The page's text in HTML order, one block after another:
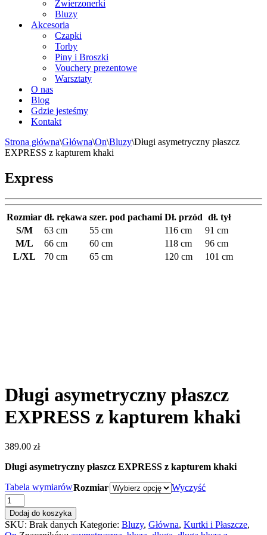
Zwierzonerki
Bluzy
Akcesoria
Czapki
Torby
Piny i Broszki
Vouchery prezentowe
Warsztaty
O nas
Blog
Gdzie jesteśmy
Kontakt
Strona główna\Główna\On\Bluzy\Długi asymetryczny płaszcz
EXPRESS z kapturem khaki
Express
Rozmiar dł. rękawa szer. pod pachami Dł. przód dł. tył
S/M
63 cm 55 cm 116 cm
91 cm
M/L
66 cm 60 cm 118 cm
96 cm
L/XL
70 cm 65 cm 120 cm 101 cm
Długi asymetryczny płaszcz
EXPRESS z kapturem khaki
389.00 zł
Długi asymetryczny płaszcz EXPRESS z kapturem khaki
Tabela wymiarówRozmiar
Wyczyść
ilość
Długi
asymetryczny
płaszcz
Dodaj do koszyka
SKU: Brak danych Kategorie: Bluzy, Główna, Kurtki i Płaszcze,